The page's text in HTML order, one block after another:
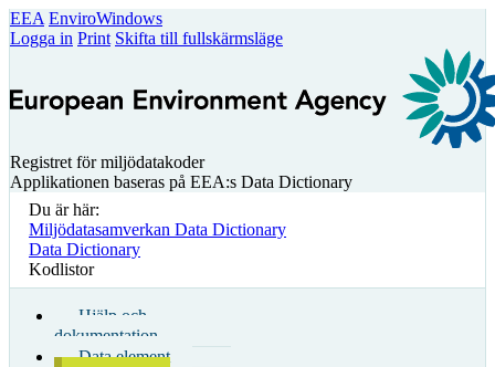
EEA EnviroWindows
Logga in Print Skifta till fullskärmsläge
Registret för miljödatakoder
Applikationen baseras på EEA:s Data Dictionary
Du är här:
Miljödatasamverkan Data Dictionary
Data Dictionary
Kodlistor
Hjälp och
dokumentation
Data element